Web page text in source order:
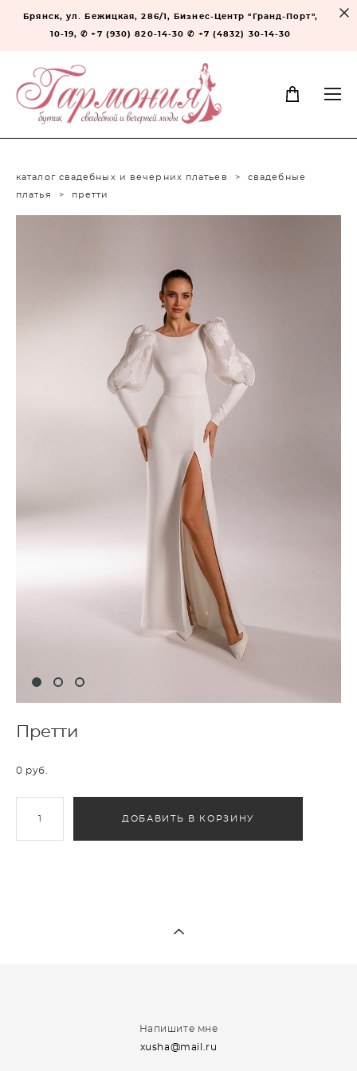
Брянск, ул. Бежицкая, 286/1, Бизнес-Центр "Гранд-Порт",
10-19, ✆ +7 (930) 820-14-30 ✆ +7 (4832) 30-14-30
каталог свадебных и вечерних платьев >
свадебные
платья
> претти
Претти
0 pуб.
ДОБАВИТЬ В КОРЗИНУ
Напишите мне
xusha@mail.ru